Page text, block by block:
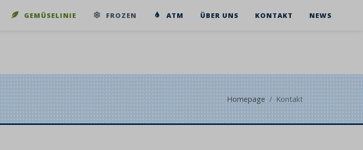
GEMÜSELINIE FROZEN ATM ÜBER UNS KONTAKT NEWS
Homepage Kontakt